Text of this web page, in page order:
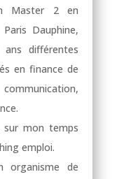
Master 2 en
Dauphine,
ans différentes
en finance de
sur mon temps
emploi.
organisme de